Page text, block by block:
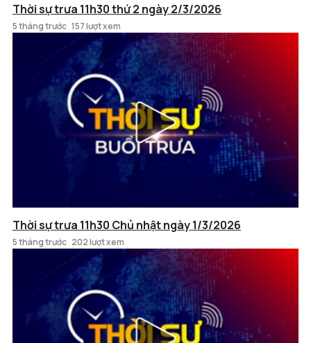
Thời sự trưa 11h30 thứ 2 ngày 2/3/2026
5 tháng trước 157 lượt xem
Thời sự trưa 11h30 Chủ nhật ngày 1/3/2026
5 tháng trước 202 lượt xem